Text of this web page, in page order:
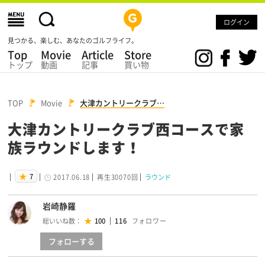
ログイン
見つかる、楽しむ、あなたのゴルフライフ。
Top
トップ
Movie
動画
Article
記事
Store
買い物
TOP Movie 大津カントリークラブ…
大津カントリークラブ西コースで家
族ラウンドします！
7 2017.06.18 再生30070回 ラウンド
岩崎静羅
総いいね数： 100 116
フォローする